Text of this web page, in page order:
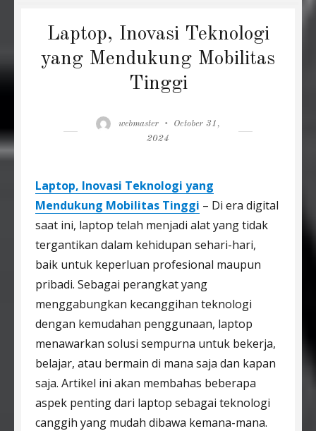
Laptop, Inovasi Teknologi
yang Mendukung Mobilitas
Tinggi
Author
webmaster
Posted
October 31,
2024
Laptop, Inovasi Teknologi yang
Mendukung Mobilitas Tinggi – Di era digital
saat ini, laptop telah menjadi alat yang tidak
tergantikan dalam kehidupan sehari-hari,
baik untuk keperluan profesional maupun
pribadi. Sebagai perangkat yang
menggabungkan kecanggihan teknologi
dengan kemudahan penggunaan, laptop
menawarkan solusi sempurna untuk bekerja,
belajar, atau bermain di mana saja dan kapan
saja. Artikel ini akan membahas beberapa
aspek penting dari laptop sebagai teknologi
canggih yang mudah dibawa kemana-mana.